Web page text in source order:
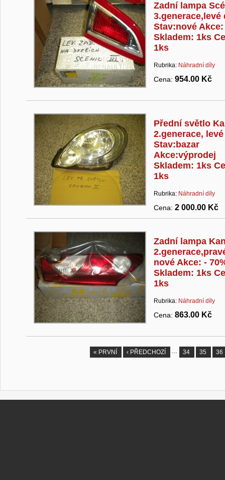
Zadní lampa
3.generace,levé
Stav:nové Akce:
Skladem: 1ks
1ks
Rubrika: Náhradní díly
Cena: 954.00 Kč
Přední světlo
2.generace, levé
Stav:bazar
Akce:výprodej
Skladem: 1ks
1ks
Rubrika: Náhradní díly
Cena: 2 000.00 Kč
Zadní lampa
nové Akce: -
Skladem: 1ks
1ks
Rubrika: Náhradní díly
Cena: 863.00 Kč
« PRVNÍ ‹ PŘEDCHOZÍ … 34 35 36